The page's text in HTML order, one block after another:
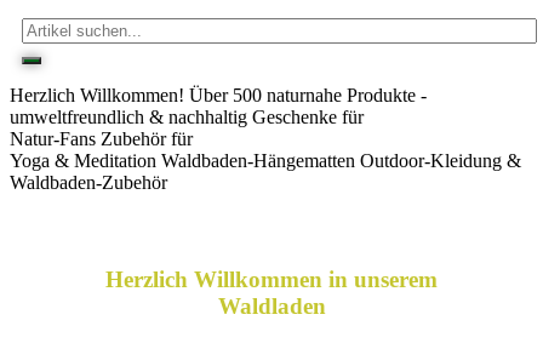
Herzlich Willkommen! Über 500 naturnahe Produkte -
umweltfreundlich & nachhaltig Geschenke für
Natur-Fans Zubehör für
Yoga & Meditation Waldbaden-Hängematten Outdoor-Kleidung &
Waldbaden-Zubehör
Herzlich Willkommen in unserem
Waldladen